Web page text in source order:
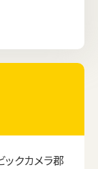
クカメラ郡